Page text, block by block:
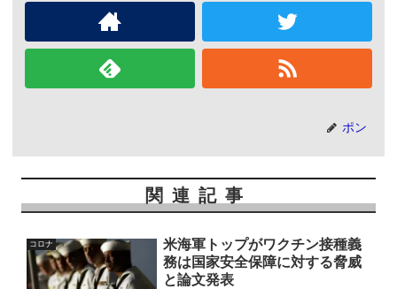
ポン
関連記事
コロナ
米海軍トップがワクチン接種義
務は国家安全保障に対する脅威
と論文発表